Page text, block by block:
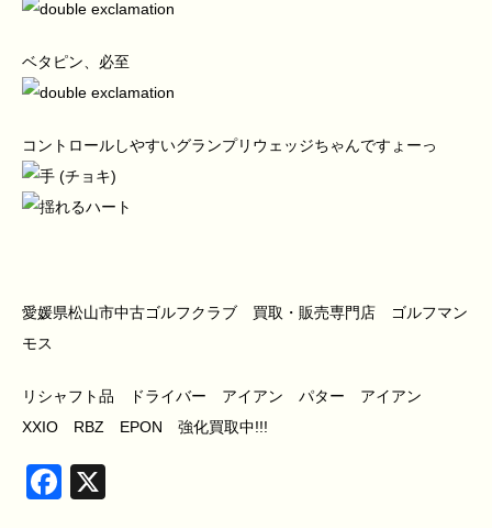
ベタピン、必至
コントロールしやすいグランプリウェッジちゃんですょーっ
愛媛県松山市中古ゴルフクラブ 買取・販売専門店 ゴルフマン
モス
リシャフト品 ドライバー アイアン パター アイアン
XXIO RBZ EPON 強化買取中!!!
Facebook